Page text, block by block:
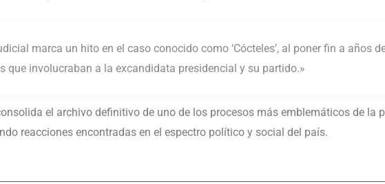
marca un hito en el caso conocido como ‘Cócteles’, al poner fin a años
que involucraban a la excandidata presidencial y su partido.»
el archivo definitivo de uno de los procesos más emblemáticos de la
reacciones encontradas en el espectro político y social del país.